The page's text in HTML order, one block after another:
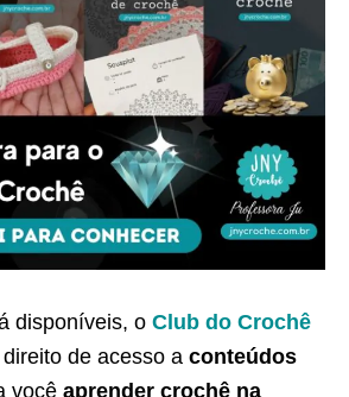
disponíveis, o Club do Crochê
de acesso a conteúdos
você aprender crochê na